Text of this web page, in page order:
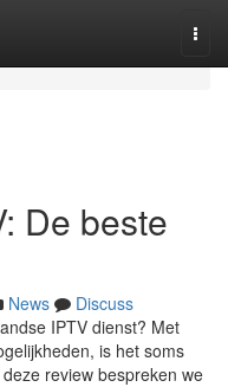
De beste
News
Discuss
IPTV dienst? Met
is het soms
review bespreken we